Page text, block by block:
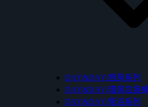
DAY&DAY/廚房系列
DAY&DAY/環保垃圾桶
DAY&DAY/衛浴系列